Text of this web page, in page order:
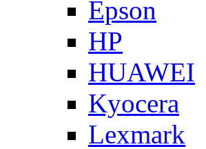
Epson
HP
HUAWEI
Kyocera
Lexmark